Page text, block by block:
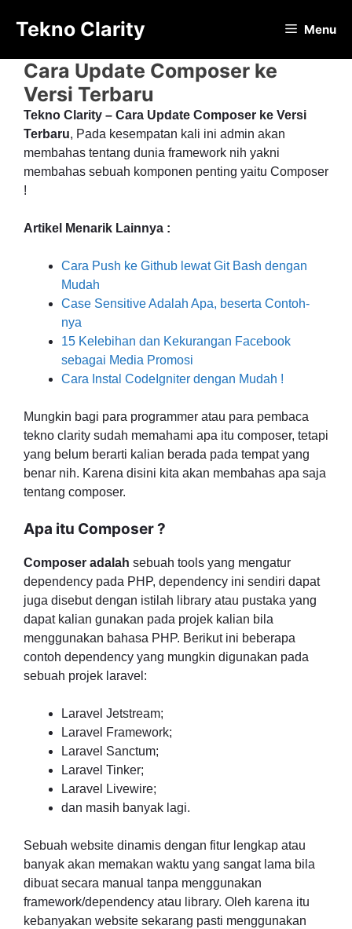
Tekno Clarity Menu
Cara Update Composer ke
Versi Terbaru
Tekno Clarity – Cara Update Composer ke Versi
Terbaru, Pada kesempatan kali ini admin akan
membahas tentang dunia framework nih yakni
membahas sebuah komponen penting yaitu Composer
!
Artikel Menarik Lainnya :
Cara Push ke Github lewat Git Bash dengan
Mudah
Case Sensitive Adalah Apa, beserta Contoh-
nya
15 Kelebihan dan Kekurangan Facebook
sebagai Media Promosi
Cara Instal CodeIgniter dengan Mudah !
Mungkin bagi para programmer atau para pembaca
tekno clarity sudah memahami apa itu composer, tetapi
yang belum berarti kalian berada pada tempat yang
benar nih. Karena disini kita akan membahas apa saja
tentang composer.
Apa itu Composer ?
Composer adalah sebuah tools yang mengatur
dependency pada PHP, dependency ini sendiri dapat
juga disebut dengan istilah library atau pustaka yang
dapat kalian gunakan pada projek kalian bila
menggunakan bahasa PHP. Berikut ini beberapa
contoh dependency yang mungkin digunakan pada
sebuah projek laravel:
Laravel Jetstream;
Laravel Framework;
Laravel Sanctum;
Laravel Tinker;
Laravel Livewire;
dan masih banyak lagi.
Sebuah website dinamis dengan fitur lengkap atau
banyak akan memakan waktu yang sangat lama bila
dibuat secara manual tanpa menggunakan
framework/dependency atau library. Oleh karena itu
kebanyakan website sekarang pasti menggunakan